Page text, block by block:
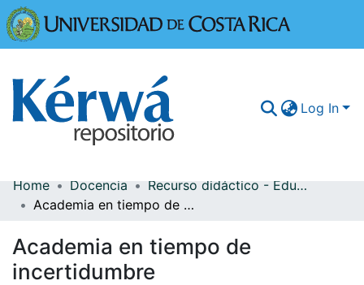
Log In
Communities & Collections
Browse Kérwá
Home Docencia
Recurso didáctico - Educación y formación docente
Academia en tiempo de incertidumbre
Academia en tiempo de
incertidumbre